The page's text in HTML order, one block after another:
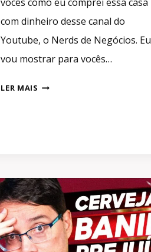
com dinheiro desse canal do
Youtube, o Nerds de Negócios. Eu
vou mostrar para vocês…
LER MAIS COMO